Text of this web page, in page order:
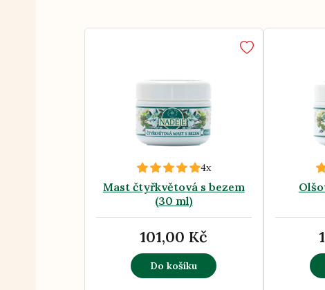
4x
Mast čtyřkvětová s bezem
(30 ml)
101,00 Kč
Do košíku